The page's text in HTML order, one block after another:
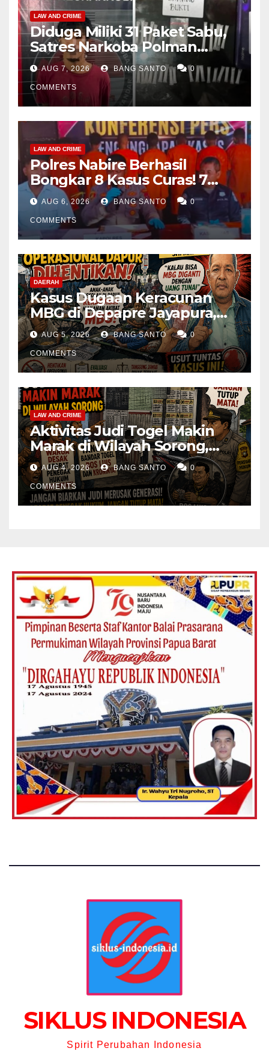
LAW AND CRIME
Diduga Miliki 31 Paket Sabu,
Satres Narkoba Polman
Amankan Pria di Matali
AUG 7, 2026 BANG SANTO 0
COMMENTS
LAW AND CRIME
Polres Nabire Berhasil
Bongkar 8 Kasus Curas! 7
Pelaku Ditangkap, 62 Motor
Kembali Diamankan
AUG 6, 2026 BANG SANTO 0
COMMENTS
DAERAH
Kasus Dugaan Keracunan
MBG di Depapre Jayapura,
Aktivis Papua Minta
Operasional Dapur
Dihentikan & Evaluasi
Menyeluruh
AUG 5, 2026 BANG SANTO 0
COMMENTS
LAW AND CRIME
Aktivitas Judi Togel Makin
Marak di Wilayah Sorong,
Warga Desak Aparat Segera
Tangkap Bandar Luis dan
Kroninya
AUG 4, 2026 BANG SANTO 0
COMMENTS
SIKLUS INDONESIA
Spirit Perubahan Indonesia